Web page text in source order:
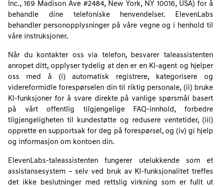
Inc., 169 Madison Ave #2484, New York, NY 10016, USA) for å
behandle dine telefoniske henvendelser. ElevenLabs
behandler personopplysninger på våre vegne og i henhold til
våre instruksjoner.
Når du kontakter oss via telefon, besvarer taleassistenten
anropet ditt, opplyser tydelig at den er en KI-agent og hjelper
oss med å (i) automatisk registrere, kategorisere og
videreformidle forespørselen din til riktig personale, (ii) bruke
KI-funksjoner for å svare direkte på vanlige spørsmål basert
på vårt offentlig tilgjengelige FAQ-innhold, forbedre
tilgjengeligheten til kundestøtte og redusere ventetider, (iii)
opprette en supportsak for deg på forespørsel, og (iv) gi hjelp
og informasjon om kontoen din.
ElevenLabs-taleassistenten fungerer utelukkende som et
assistansesystem – selv ved bruk av KI-funksjonalitet treffes
det ikke beslutninger med rettslig virkning som er fullt ut